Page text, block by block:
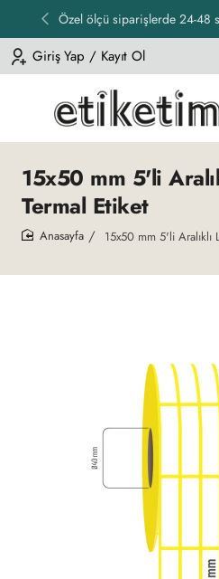
Özel ölçü siparişlerde 24-48
Giriş Yap / Kayıt Ol
15x50 mm 5'li
Termal Etiket
15x50 mm 5'li Aralıklı